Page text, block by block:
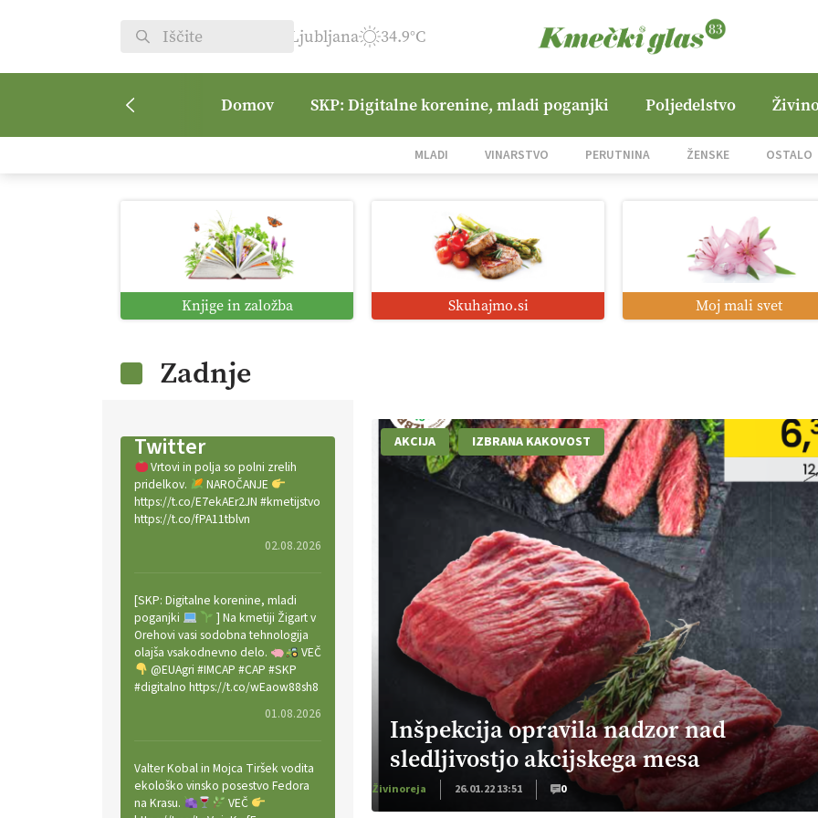
Ljubljana 34.9°C
Domov SKP: Digitalne korenine, mladi poganjki Poljedelstvo
MLADI VINARSTVO PERUTNINA ŽENSKE OSTALO
Knjige in založba Skuhajmo.si Moj mali svet
Zadnje
Twitter
Vrtovi in polja so polni zrelih
pridelkov.
NAROČANJE
https://t.co/E7ekAEr2JN #kmetijstvo
https://t.co/fPA11tblvn
02.08.2026
[SKP: Digitalne korenine, mladi
poganjki
] Na kmetiji Žigart v
Orehovi vasi sodobna tehnologija
olajša vsakodnevno delo.
VEČ
@EUAgri #IMCAP #CAP #SKP
#digitalno https://t.co/wEaow88sh8
01.08.2026
Valter Kobal in Mojca Tiršek vodita
ekološko vinsko posestvo Fedora
na Krasu.
VEČ
AKCIJA IZBRANA KAKOVOST
Inšpekcija opravila nadzor nad
sledljivostjo akcijskega mesa
Živinoreja 26.01.22 13:51 0